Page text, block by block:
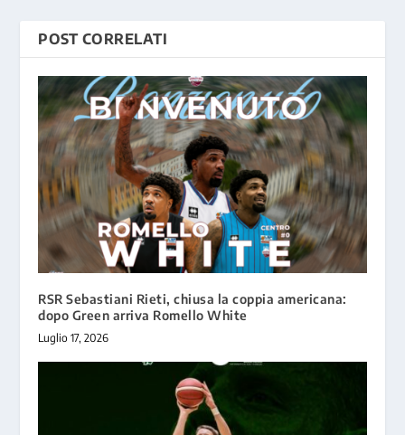
POST CORRELATI
RSR Sebastiani Rieti, chiusa la coppia americana:
dopo Green arriva Romello White
Luglio 17, 2026